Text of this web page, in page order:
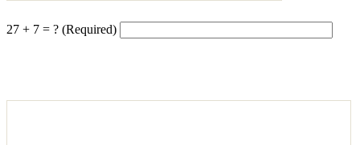
27 + 7 = ? (Required)